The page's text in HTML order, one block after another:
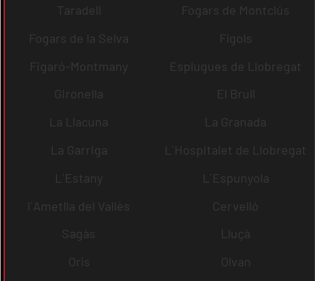
Taradell
Fogars de Montclús
Fogars de la Selva
Fígols
Figaró-Montmany
Esplugues de Llobregat
Gironella
El Brull
La Llacuna
La Granada
La Garriga
L´Hospitalet de Llobregat
L´Estany
L´Espunyola
l´Ametlla del Vallès
Cervelló
Sagàs
Lluçà
Orís
Olvan